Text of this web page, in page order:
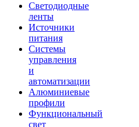
Светодиодные
ленты
Источники
питания
Системы
управления
и
автоматизации
Алюминиевые
профили
Функциональный
свет